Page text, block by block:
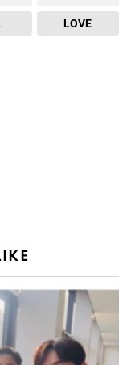
LOVE